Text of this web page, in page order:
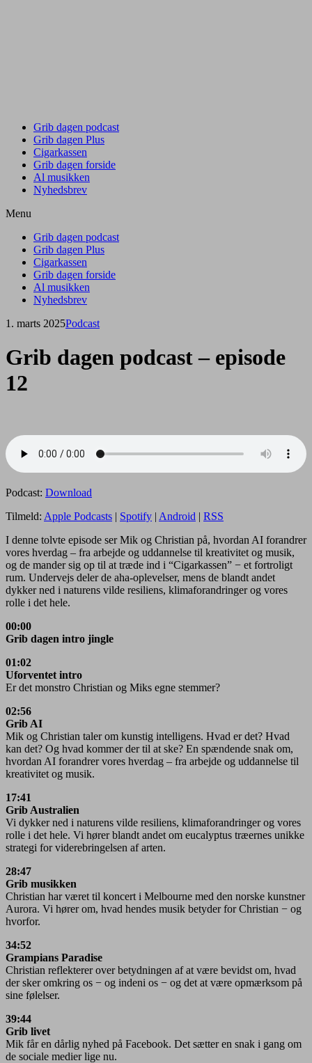
Grib dagen podcast
Grib dagen Plus
Cigarkassen
Grib dagen forside
Al musikken
Nyhedsbrev
Menu
Grib dagen podcast
Grib dagen Plus
Cigarkassen
Grib dagen forside
Al musikken
Nyhedsbrev
1. marts 2025Podcast
Grib dagen podcast – episode
12
Podcast: Download
Tilmeld: Apple Podcasts | Spotify | Android | RSS
I denne tolvte episode ser Mik og Christian på, hvordan AI forandrer
vores hverdag – fra arbejde og uddannelse til kreativitet og musik,
og de mander sig op til at træde ind i “Cigarkassen” − et fortroligt
rum. Undervejs deler de aha-oplevelser, mens de blandt andet
dykker ned i naturens vilde resiliens, klimaforandringer og vores
rolle i det hele.
00:00
Grib dagen intro jingle
01:02
Uforventet intro
Er det monstro Christian og Miks egne stemmer?
02:56
Grib AI
Mik og Christian taler om kunstig intelligens. Hvad er det? Hvad
kan det? Og hvad kommer der til at ske? En spændende snak om,
hvordan AI forandrer vores hverdag – fra arbejde og uddannelse til
kreativitet og musik.
17:41
Grib Australien
Vi dykker ned i naturens vilde resiliens, klimaforandringer og vores
rolle i det hele. Vi hører blandt andet om eucalyptus træernes unikke
strategi for viderebringelsen af arten.
28:47
Grib musikken
Christian har været til koncert i Melbourne med den norske kunstner
Aurora. Vi hører om, hvad hendes musik betyder for Christian − og
hvorfor.
34:52
Grampians Paradise
Christian reflekterer over betydningen af at være bevidst om, hvad
der sker omkring os − og indeni os − og det at være opmærksom på
sine følelser.
39:44
Grib livet
Mik får en dårlig nyhed på Facebook. Det sætter en snak i gang om
de sociale medier lige nu.